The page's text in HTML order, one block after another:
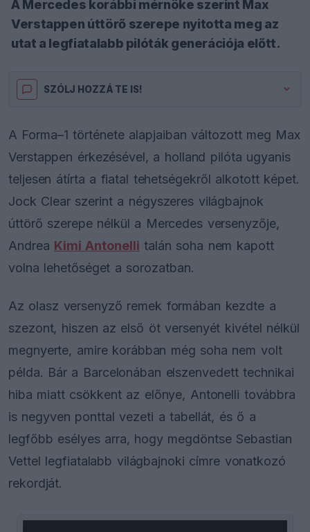
A Mercedes korábbi mérnöke szerint Max
Verstappen úttörő szerepe nyitotta meg az
utat a legfiatalabb pilóták generációja előtt.
SZÓLJ HOZZÁ TE IS!
A Forma–1 története alapjaiban változott meg Max
Verstappen érkezésével, a holland pilóta ugyanis
teljesen átírta a fiatal tehetségekről alkotott képet.
Jock Clear szerint a négyszeres világbajnok
úttörő szerepe nélkül a Mercedes versenyzője,
Andrea Kimi Antonelli talán soha nem kapott
volna lehetőséget a sorozatban.
Az olasz versenyző remek formában kezdte a
szezont, hiszen az első öt versenyét kivétel nélkül
megnyerte, amire korábban még soha nem volt
példa. Bár a Barcelonában elszenvedett technikai
hiba miatt csökkent az előnye, Antonelli továbbra
is negyven ponttal vezeti a tabellát, és ő a
legfőbb esélyes arra, hogy megdöntse Sebastian
Vettel legfiatalabb világbajnoki címre vonatkozó
rekordját.